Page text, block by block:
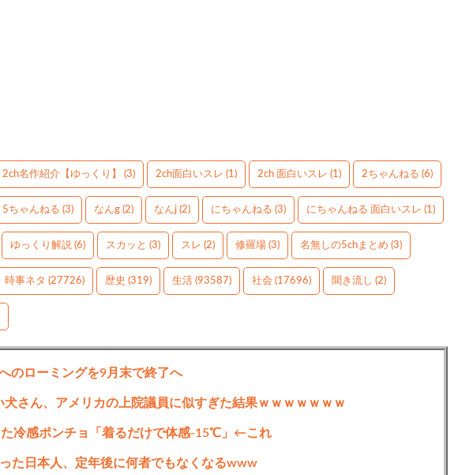
2ch名作紹介【ゆっくり】 (3) 2ch面白いスレ (1) 2ch 面白いスレ (1) 2ちゃんねる (6)
5ちゃんねる (3) なんg (2) なんj (2) にちゃんねる (3) にちゃんねる 面白いスレ (1)
ゆっくり解説 (6) スカッと (3) スレ (2) 修羅場 (3) 名無しの5chまとめ (3)
時事ネタ (27726) 歴史 (319) 生活 (93587) 社会 (17696) 聞き流し (2)
のローミングを9月末で終了へ
犬さん、アメリカの上院議員に似すぎた結果ｗｗｗｗｗｗｗ
た冷感ポンチョ「着るだけで体感-15℃」←これ
った日本人、定年後に何者でもなくなるwww